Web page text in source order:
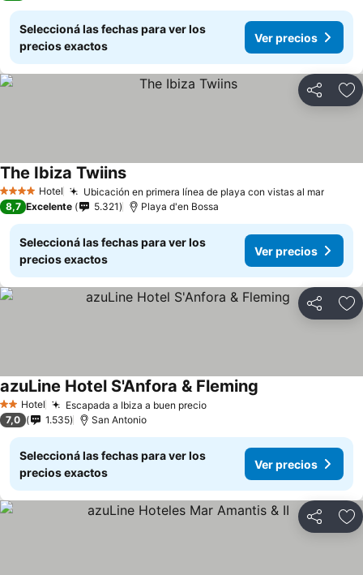
Seleccioná las fechas para ver los
precios exactos
Ver precios
Compartir
4 EstrellasHotel Ubicación en primera línea de playa con vistas al mar
The Ibiza Twiins
8,7 Excelente 5.321 Playa d'en Bossa
Seleccioná las fechas para ver los
precios exactos
Ver precios
Compartir
2 Estrellas
Hotel Escapada a Ibiza a buen precio
azuLine Hotel S'Anfora & Fleming
7,0 1.535 San Antonio
Seleccioná las fechas para ver los
precios exactos
Ver precios
Compartir